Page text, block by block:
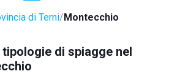
di Terni Montecchio
di spiagge nel